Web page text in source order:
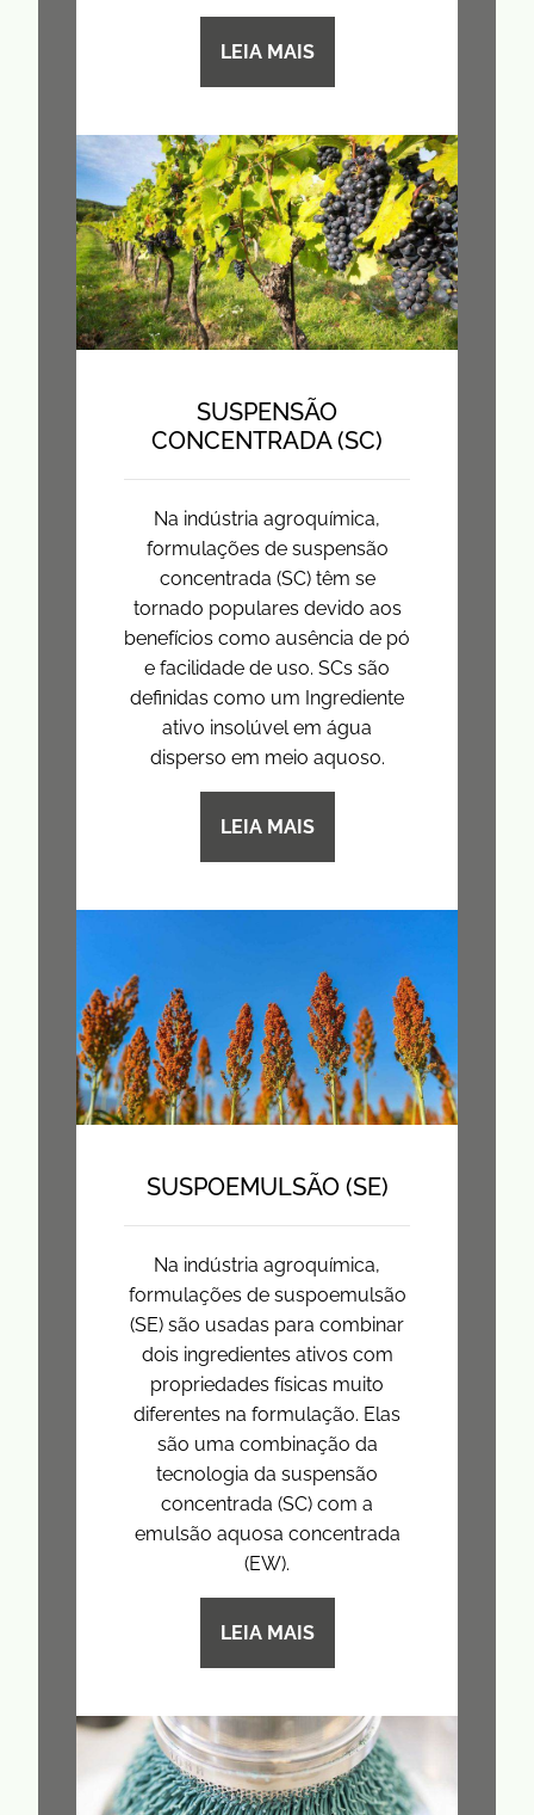
LEIA MAIS
SUSPENSÃO
CONCENTRADA (SC)
Na indústria agroquímica,
formulações de suspensão
concentrada (SC) têm se
tornado populares devido aos
benefícios como ausência de pó
e facilidade de uso. SCs são
definidas como um Ingrediente
ativo insolúvel em água
disperso em meio aquoso.
LEIA MAIS
SUSPOEMULSÃO (SE)
Na indústria agroquímica,
formulações de suspoemulsão
(SE) são usadas para combinar
dois ingredientes ativos com
propriedades físicas muito
diferentes na formulação. Elas
são uma combinação da
tecnologia da suspensão
concentrada (SC) com a
emulsão aquosa concentrada
(EW).
LEIA MAIS